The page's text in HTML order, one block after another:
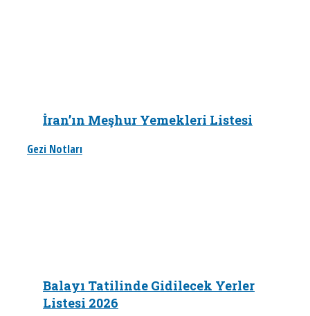
İran’ın Meşhur Yemekleri Listesi
Gezi Notları
Balayı Tatilinde Gidilecek Yerler
Listesi 2026